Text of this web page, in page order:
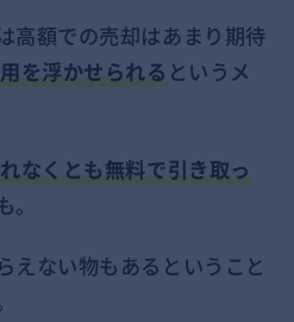
高額での売却はあまり期待
を浮かせられるというメ
なくとも無料で引き取っ
えない物もあるということ